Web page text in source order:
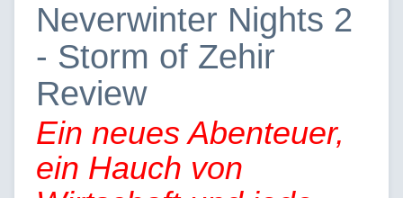
Neverwinter Nights 2
- Storm of Zehir
Review
Ein neues Abenteuer,
ein Hauch von